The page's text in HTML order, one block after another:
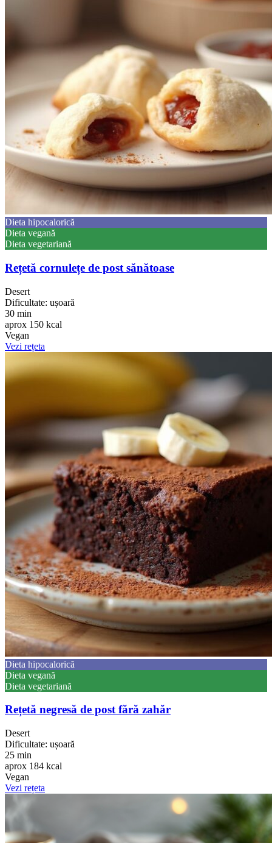
Dieta hipocalorică
Dieta vegană
Dieta vegetariană
Rețetă cornulețe de post sănătoase
Desert
Dificultate: ușoară
30 min
aprox 150 kcal
Vegan
Vezi rețeta
Dieta hipocalorică
Dieta vegană
Dieta vegetariană
Rețetă negresă de post fără zahăr
Desert
Dificultate: ușoară
25 min
aprox 184 kcal
Vegan
Vezi rețeta